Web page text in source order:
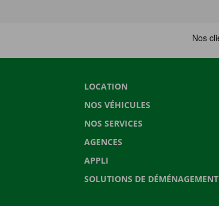
LOCATION
NOS VÉHICULES
NOS SERVICES
AGENCES
APPLI
SOLUTIONS DE DÉMÉNAGEMENT